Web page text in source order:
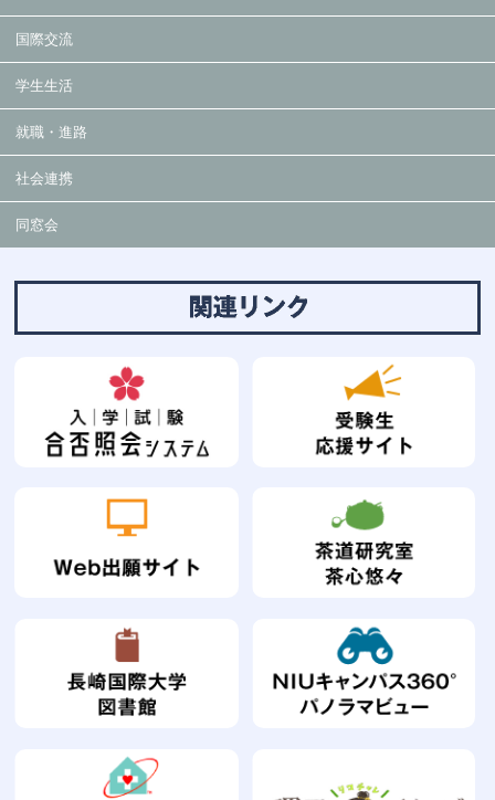
国際交流
学生生活
就職・進路
社会連携
同窓会